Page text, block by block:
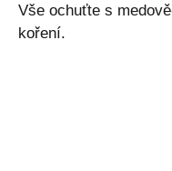
Vše ochuťte s
koření.